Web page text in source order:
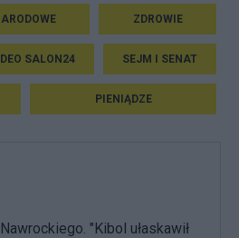
ZDROWIE
SALON24 SEJM I SENAT
PIENIĄDZE
"Kibol ułaskawił